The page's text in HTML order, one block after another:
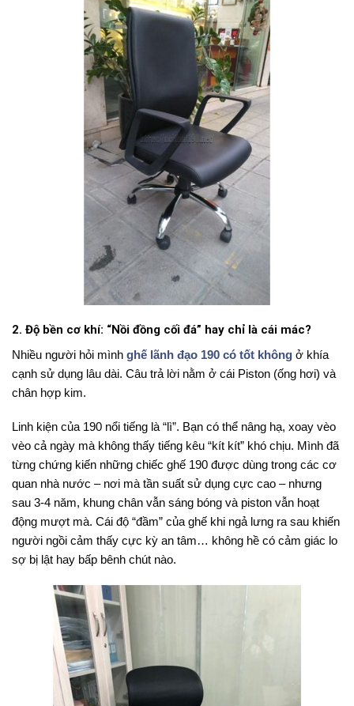
2. Độ bền cơ khí: “Nồi đồng cối đá” hay chỉ là cái mác?
Nhiều người hỏi mình ghế lãnh đạo 190 có tốt không ở khía
cạnh sử dụng lâu dài. Câu trả lời nằm ở cái Piston (ống hơi) và
chân hợp kim.
Linh kiện của 190 nổi tiếng là “lì”. Bạn có thể nâng hạ, xoay vèo
vèo cả ngày mà không thấy tiếng kêu “kít kít” khó chịu. Mình đã
từng chứng kiến những chiếc ghế 190 được dùng trong các cơ
quan nhà nước – nơi mà tần suất sử dụng cực cao – nhưng
sau 3-4 năm, khung chân vẫn sáng bóng và piston vẫn hoạt
động mượt mà. Cái độ “đầm” của ghế khi ngả lưng ra sau khiến
người ngồi cảm thấy cực kỳ an tâm… không hề có cảm giác lo
sợ bị lật hay bấp bênh chút nào.